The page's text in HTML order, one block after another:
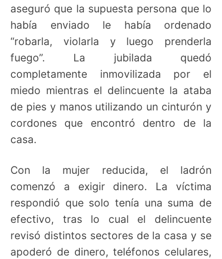
aseguró que la supuesta persona que lo
había enviado le había ordenado
“robarla, violarla y luego prenderla
fuego”. La jubilada quedó
completamente inmovilizada por el
miedo mientras el delincuente la ataba
de pies y manos utilizando un cinturón y
cordones que encontró dentro de la
casa.
Con la mujer reducida, el ladrón
comenzó a exigir dinero. La víctima
respondió que solo tenía una suma de
efectivo, tras lo cual el delincuente
revisó distintos sectores de la casa y se
apoderó de dinero, teléfonos celulares,